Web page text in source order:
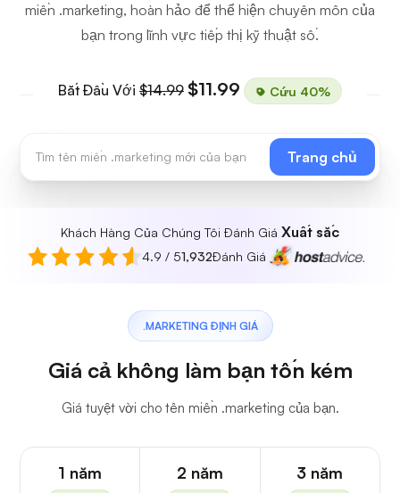
miền .marketing, hoàn hảo để thể hiện chuyên môn của
bạn trong lĩnh vực tiếp thị kỹ thuật số.
Bắt Đầu Với $14.99 $11.99 Cứu 40%
Trang chủ
Khách Hàng Của Chúng Tôi Đánh Giá Xuất sắc
4.9 / 51,932Đánh Giá
.MARKETING ĐỊNH GIÁ
Giá cả không làm bạn tốn kém
Giá tuyệt vời cho tên miền .marketing của bạn.
1 năm 2 năm 3 năm